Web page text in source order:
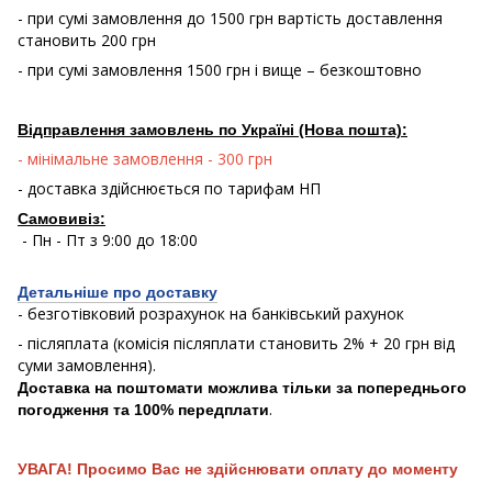
- при сумі замовлення до 1500 грн вартість доставлення
становить 200 грн
- при сумі замовлення 1500 грн і вище – безкоштовно
Відправлення замовлень по Україні (Нова пошта):
- мінімальне замовлення - 300 грн
- доставка здійснюється по тарифам НП
Самовивіз:
- Пн - Пт з 9:00 до 18:00
Детальніше про доставку
- безготівковий розрахунок на банківський рахунок
- післяплата (комісія післяплати становить 2% + 20 грн від
суми замовлення).
Доставка на поштомати можлива тільки за попереднього
погодження та 100% передплати.
УВАГА! Просимо Вас не здійснювати оплату до моменту